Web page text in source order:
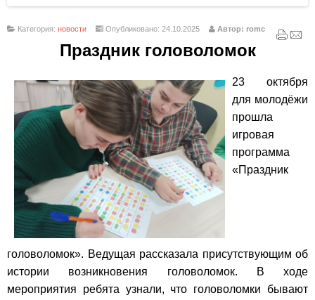
Категория: новости Опубликовано: 24.10.2025 Автор: romc
Праздник головоломок
23 октября
для молодёжи
прошла
игровая
программа
«Праздник
головоломок». Ведущая рассказала присутствующим об
истории возникновения головоломок. В ходе
мероприятия ребята узнали, что головоломки бывают